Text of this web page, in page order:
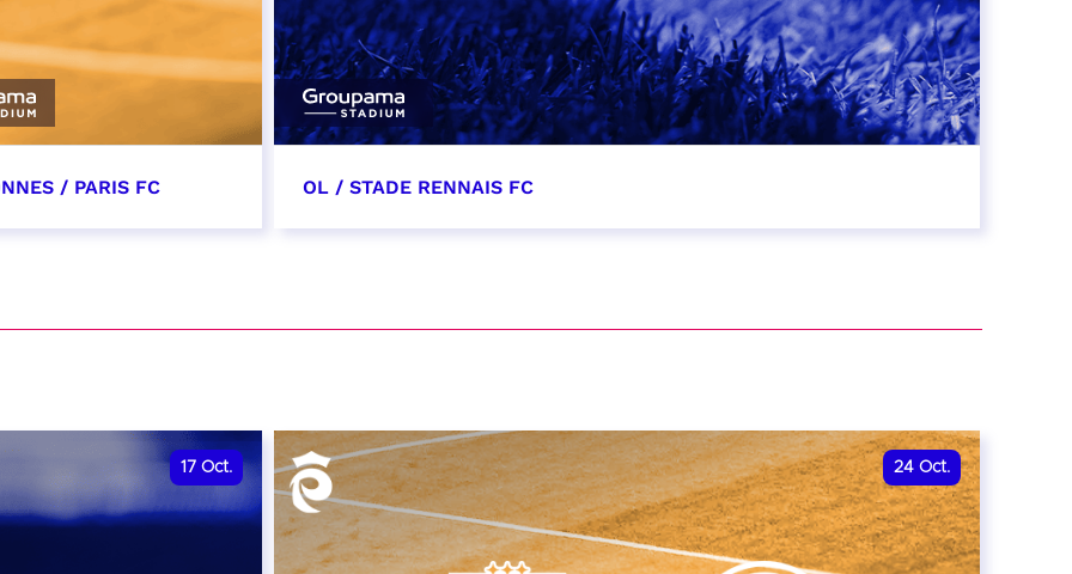
/ PARIS FC OL / STADE RENNAIS FC
RÉSERVER
17 Oct. 24 Oct.